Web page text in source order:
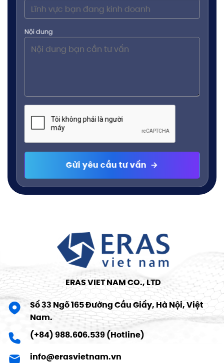
Nội dung
ERAS VIET NAM CO., LTD
Số 33 Ngõ 165 Đường Cầu Giấy, Hà Nội, Việt
Nam.
(+84) 988.606.539 (Hotline)
info@erasvietnam.vn